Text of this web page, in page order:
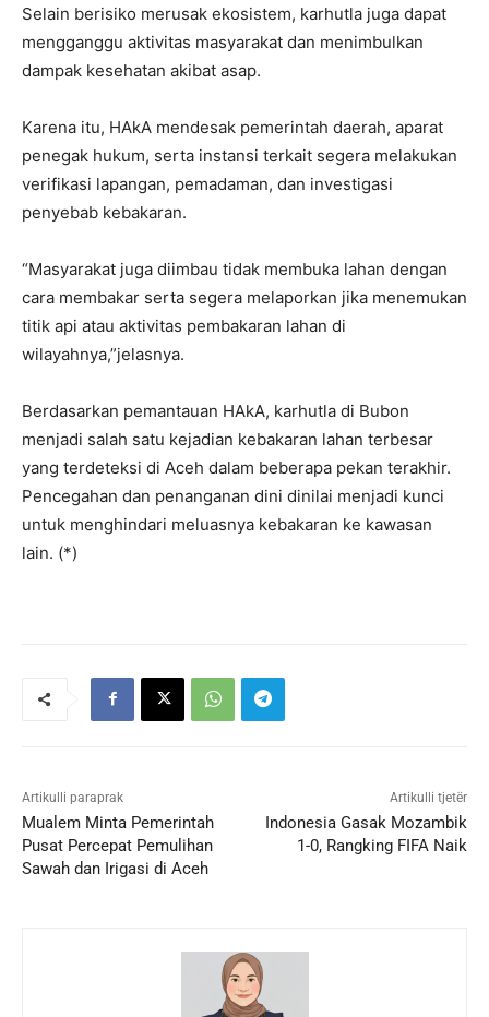
Selain berisiko merusak ekosistem, karhutla juga dapat
mengganggu aktivitas masyarakat dan menimbulkan
dampak kesehatan akibat asap.
Karena itu, HAkA mendesak pemerintah daerah, aparat
penegak hukum, serta instansi terkait segera melakukan
verifikasi lapangan, pemadaman, dan investigasi
penyebab kebakaran.
“Masyarakat juga diimbau tidak membuka lahan dengan
cara membakar serta segera melaporkan jika menemukan
titik api atau aktivitas pembakaran lahan di
wilayahnya,”jelasnya.
Berdasarkan pemantauan HAkA, karhutla di Bubon
menjadi salah satu kejadian kebakaran lahan terbesar
yang terdeteksi di Aceh dalam beberapa pekan terakhir.
Pencegahan dan penanganan dini dinilai menjadi kunci
untuk menghindari meluasnya kebakaran ke kawasan
lain. (*)
Artikulli paraprak
Mualem Minta Pemerintah
Pusat Percepat Pemulihan
Sawah dan Irigasi di Aceh
Artikulli tjetër
Indonesia Gasak Mozambik
1-0, Rangking FIFA Naik